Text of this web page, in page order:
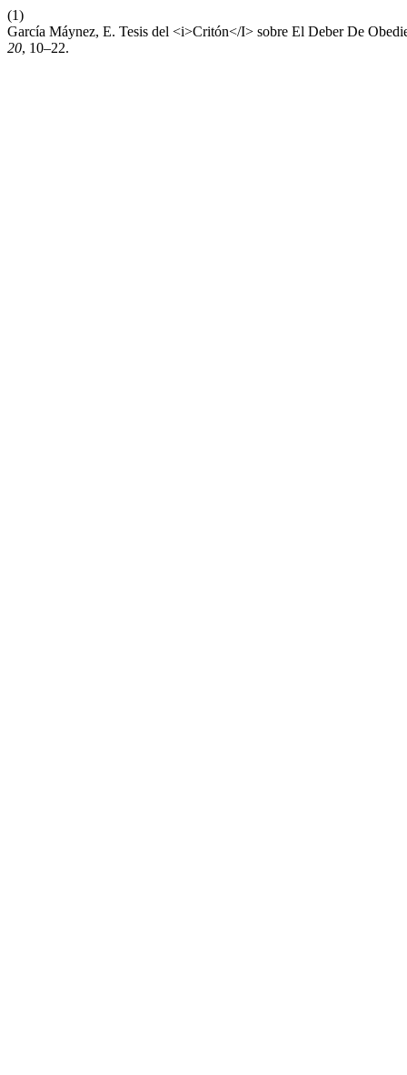
(1)
García Máynez, E. Tesis del <i>Critón</I> sobre El Deber De
20, 10–22.